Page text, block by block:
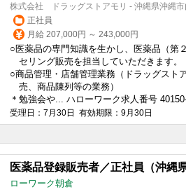
株式会社 ドラッグストアモリ - 沖縄県沖縄市
正社員
月給 207,000円 ～ 243,000円
○医薬品の専門知識を生かし、医薬品（第
セリング販売を担当していただきます。
○商品管理・店舗管理業務（ドラッグスト
売、商品陳列等の業務）
＊勉強会や... ハローワーク求人番号
受理日：7月30日 有効期限：9月30日
医薬品登録販売者／正社員（沖縄
ローワーク朝倉